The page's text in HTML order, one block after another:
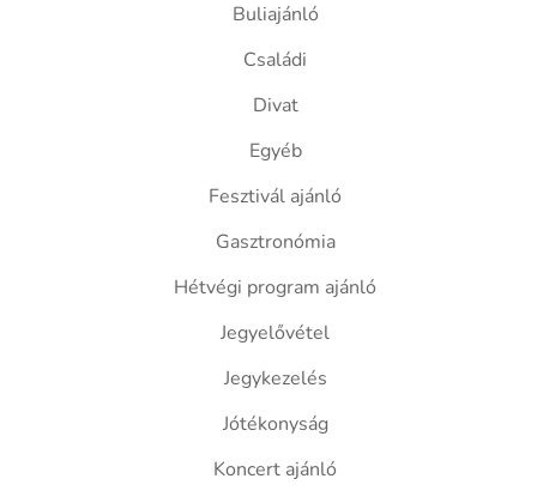
Buliajánló
Családi
Divat
Egyéb
Fesztivál ajánló
Gasztronómia
Hétvégi program ajánló
Jegyelővétel
Jegykezelés
Jótékonyság
Koncert ajánló